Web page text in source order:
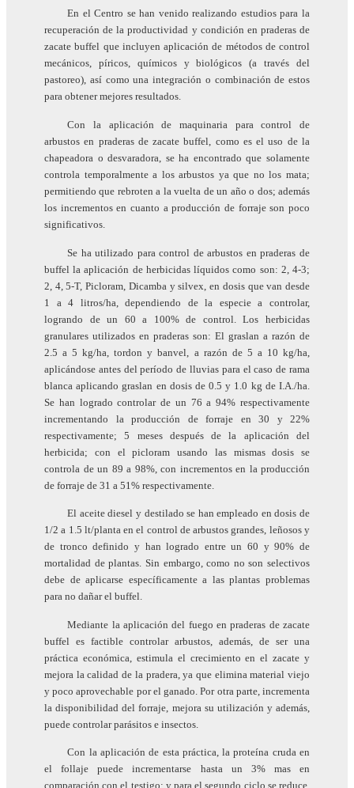
En el Centro se han venido realizando estudios para la
recuperación de la productividad y condición en praderas de
zacate buffel que incluyen aplicación de métodos de control
mecánicos, píricos, químicos y biológicos (a través del
pastoreo), así como una integración o combinación de estos
para obtener mejores resultados.
Con la aplicación de maquinaria para control de
arbustos en praderas de zacate buffel, como es el uso de la
chapeadora o desvaradora, se ha encontrado que solamente
controla temporalmente a los arbustos ya que no los mata;
permitiendo que rebroten a la vuelta de un año o dos; además
los incrementos en cuanto a producción de forraje son poco
significativos.
Se ha utilizado para control de arbustos en praderas de
buffel la aplicación de herbicidas líquidos como son: 2, 4-3;
2, 4, 5-T, Picloram, Dicamba y silvex, en dosis que van desde
1 a 4 litros/ha, dependiendo de la especie a controlar,
logrando de un 60 a 100% de control. Los herbicidas
granulares utilizados en praderas son: El graslan a razón de
2.5 a 5 kg/ha, tordon y banvel, a razón de 5 a 10 kg/ha,
aplicándose antes del período de lluvias para el caso de rama
blanca aplicando graslan en dosis de 0.5 y 1.0 kg de I.A./ha.
Se han logrado controlar de un 76 a 94% respectivamente
incrementando la producción de forraje en 30 y 22%
respectivamente; 5 meses después de la aplicación del
herbicida; con el picloram usando las mismas dosis se
controla de un 89 a 98%, con incrementos en la producción
de forraje de 31 a 51% respectivamente.
El aceite diesel y destilado se han empleado en dosis de
1/2 a 1.5 lt/planta en el control de arbustos grandes, leñosos y
de tronco definido y han logrado entre un 60 y 90% de
mortalidad de plantas. Sin embargo, como no son selectivos
debe de aplicarse específicamente a las plantas problemas
para no dañar el buffel.
Mediante la aplicación del fuego en praderas de zacate
buffel es factible controlar arbustos, además, de ser una
práctica económica, estimula el crecimiento en el zacate y
mejora la calidad de la pradera, ya que elimina material viejo
y poco aprovechable por el ganado. Por otra parte, incrementa
la disponibilidad del forraje, mejora su utilización y además,
puede controlar parásitos e insectos.
Con la aplicación de esta práctica, la proteína cruda en
el follaje puede incrementarse hasta un 3% mas en
comparación con el testigo; y para el segundo ciclo se reduce,